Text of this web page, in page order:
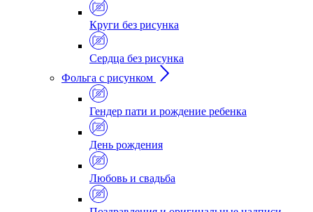
Круги без рисунка
Сердца без рисунка
Фольга с рисунком
Гендер пати и рождение ребенка
День рождения
Любовь и свадьба